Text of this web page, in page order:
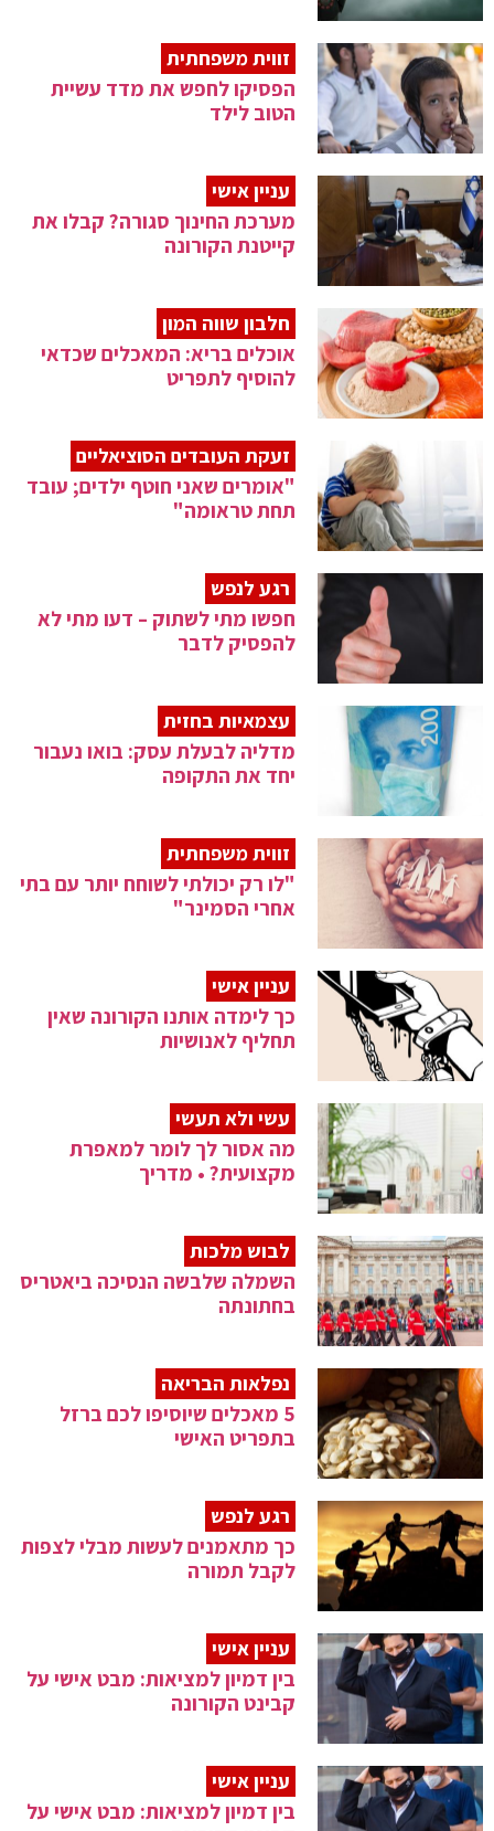
זווית משפחתית
הפסיקו לחפש את מדד עשיית
הטוב לילד
עניין אישי
מערכת החינוך סגורה? קבלו את
קייטנת הקורונה
חלבון שווה המון
אוכלים בריא: המאכלים שכדאי
להוסיף לתפריט
זעקת העובדים הסוציאליים
"אומרים שאני חוטף ילדים; עובד
תחת טראומה"
רגע לנפש
חפשו מתי לשתוק – דעו מתי לא
להפסיק לדבר
עצמאיות בחזית
מדליה לבעלת עסק: בואו נעבור
יחד את התקופה
זווית משפחתית
"לו רק יכולתי לשוחח יותר עם בתי
אחרי הסמינר"
עניין אישי
כך לימדה אותנו הקורונה שאין
תחליף לאנושיות
עשי ולא תעשי
מה אסור לך לומר למאפרת
מקצועית? • מדריך
לבוש מלכות
השמלה שלבשה הנסיכה ביאטריס
בחתונתה
נפלאות הבריאה
5 מאכלים שיוסיפו לכם ברזל
בתפריט האישי
רגע לנפש
כך מתאמנים לעשות מבלי לצפות
לקבל תמורה
עניין אישי
בין דמיון למציאות: מבט אישי על
קבינט הקורונה
עניין אישי
בין דמיון למציאות: מבט אישי על